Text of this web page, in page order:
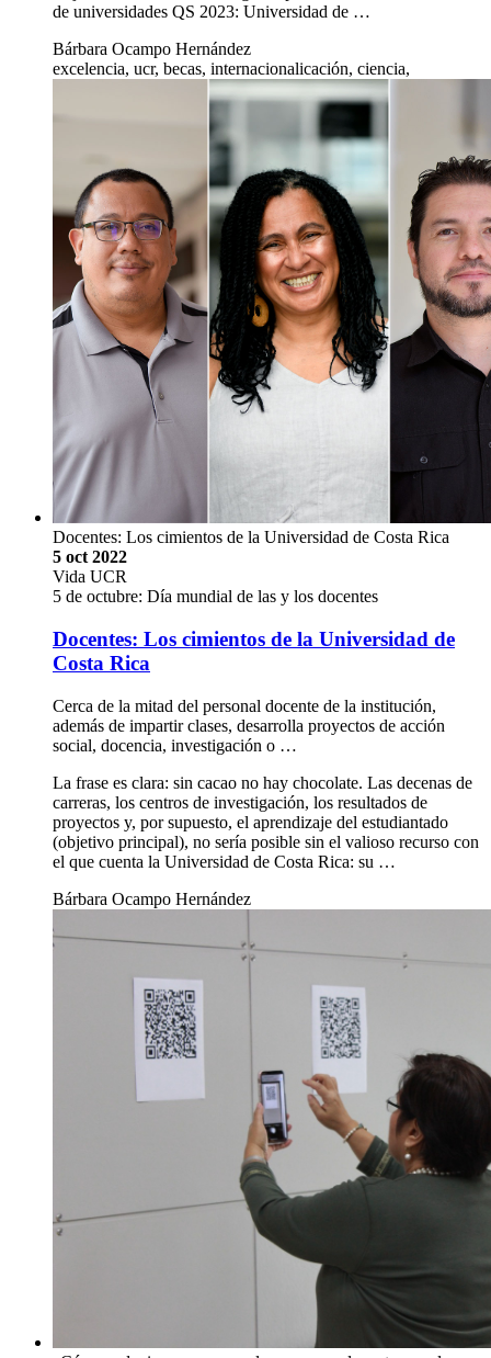
de universidades QS 2023: Universidad de …
Bárbara Ocampo Hernández
excelencia, ucr, becas, internacionalicación, ciencia,
Docentes: Los cimientos de la Universidad de Costa Rica
5 oct 2022
Vida UCR
5 de octubre: Día mundial de las y los docentes
Docentes: Los cimientos de la Universidad de
Costa Rica
Cerca de la mitad del personal docente de la institución,
además de impartir clases, desarrolla proyectos de acción
social, docencia, investigación o …
La frase es clara: sin cacao no hay chocolate. Las decenas de
carreras, los centros de investigación, los resultados de
proyectos y, por supuesto, el aprendizaje del estudiantado
(objetivo principal), no sería posible sin el valioso recurso con
el que cuenta la Universidad de Costa Rica: su …
Bárbara Ocampo Hernández